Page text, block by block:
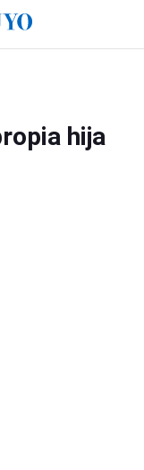
hija